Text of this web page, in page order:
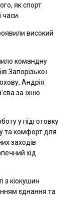
як спорт
високий
командну
Запорізької
Андрія
за їхню
у підготовку
та комфорт для
заходів
хід
з кіокушин
єднання та